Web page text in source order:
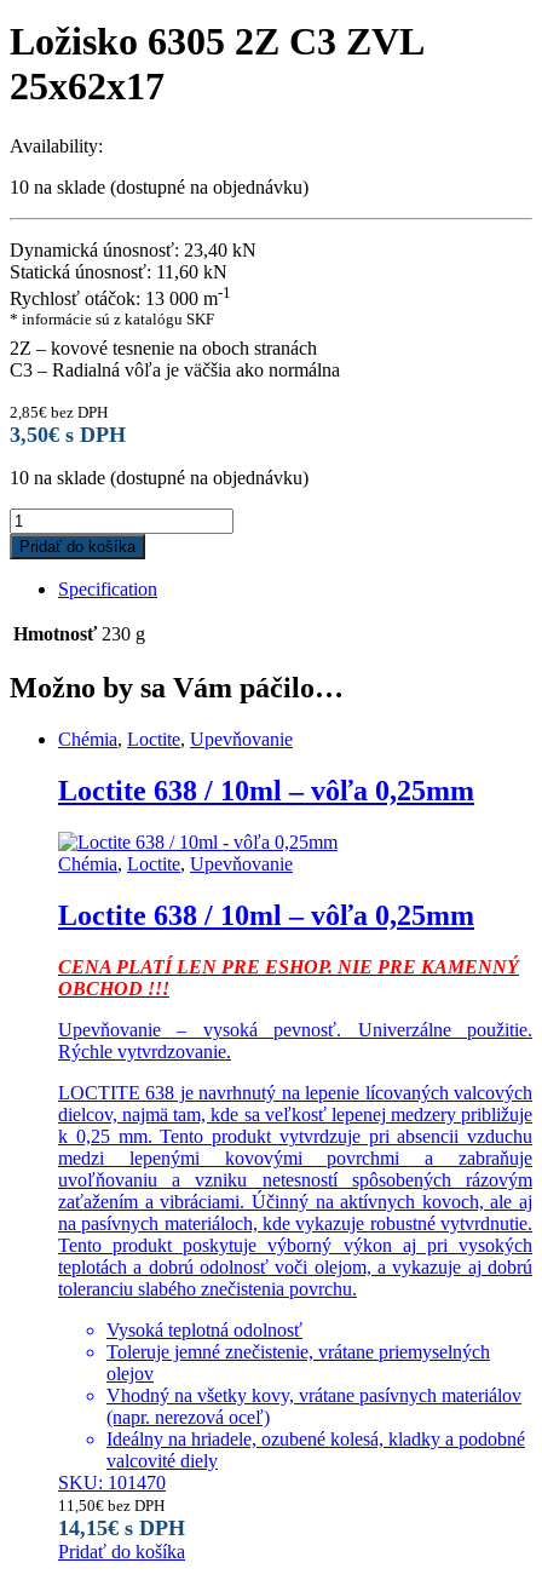
Ložisko 6305 2Z C3 ZVL
25x62x17
Availability:
10 na sklade (dostupné na objednávku)
Dynamická únosnosť: 23,40 kN
Statická únosnosť: 11,60 kN
Rychlosť otáčok: 13 000 m-1
* informácie sú z katalógu SKF
2Z – kovové tesnenie na oboch stranách
C3 – Radialná vôľa je väčšia ako normálna
2,85€ bez DPH
3,50€ s DPH
10 na sklade (dostupné na objednávku)
Ložisko
6305
2Z
25x62x17
Pridať do košíka
Specification
Hmotnosť 230 g
Možno by sa Vám páčilo…
Chémia, Loctite, Upevňovanie
Loctite 638 / 10ml – vôľa 0,25mm
Chémia, Loctite, Upevňovanie
Loctite 638 / 10ml – vôľa 0,25mm
CENA PLATÍ LEN PRE ESHOP. NIE PRE KAMENNÝ
OBCHOD !!!
Upevňovanie – vysoká pevnosť. Univerzálne použitie.
Rýchle vytvrdzovanie.
LOCTITE 638 je navrhnutý na lepenie lícovaných valcových
dielcov, najmä tam, kde sa veľkosť lepenej medzery približuje
k 0,25 mm. Tento produkt vytvrdzuje pri absencii vzduchu
medzi lepenými kovovými povrchmi a zabraňuje
uvoľňovaniu a vzniku netesností spôsobených rázovým
zaťažením a vibráciami. Účinný na aktívnych kovoch, ale aj
na pasívnych materiáloch, kde vykazuje robustné vytvrdnutie.
Tento produkt poskytuje výborný výkon aj pri vysokých
teplotách a dobrú odolnosť voči olejom, a vykazuje aj dobrú
toleranciu slabého znečistenia povrchu.
Vysoká teplotná odolnosť
Toleruje jemné znečistenie, vrátane priemyselných
olejov
Vhodný na všetky kovy, vrátane pasívnych materiálov
(napr. nerezová oceľ)
Ideálny na hriadele, ozubené kolesá, kladky a podobné
valcovité diely
SKU: 101470
11,50€ bez DPH
14,15€ s DPH
Pridať do košíka